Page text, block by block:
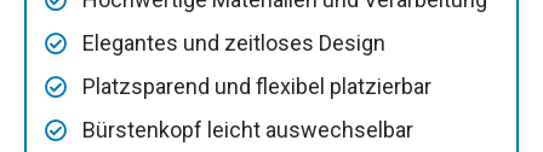
Elegantes und zeitloses Design
Platzsparend und flexibel platzierbar
Bürstenkopf leicht auswechselbar